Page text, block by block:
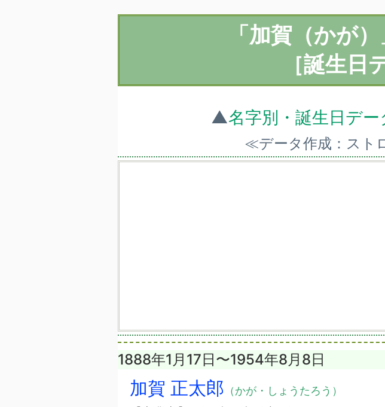
「加賀（かが
［誕生日
▲名字別・誕生日デー
≪データ作成：スト
1888年1月17日〜1954年8月8日
加賀 正太郎 （かが・しょうたろう）